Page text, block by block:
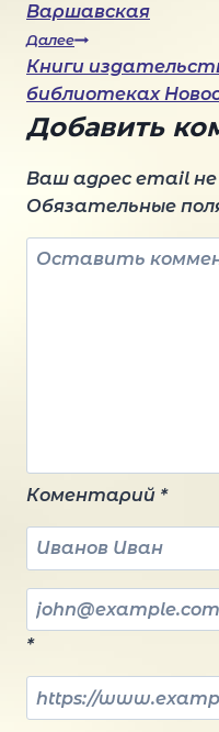
по
записям
Варшавская
Далее
Книги
библиотеках
Добавить
Ваш адрес email
Обязательные
Коментарий *
*